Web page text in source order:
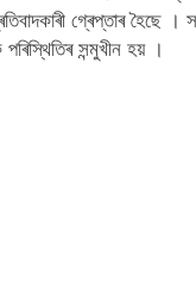
গ্ৰেপ্তাৰ হৈছে
পৰিস্থিতিৰ সন্মুখীন হয় ।